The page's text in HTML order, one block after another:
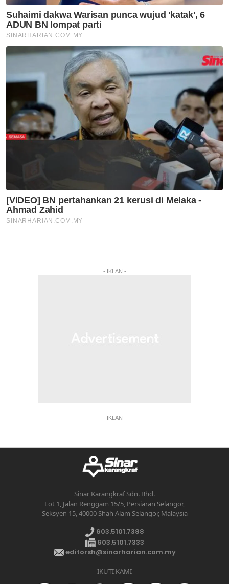
- IKLAN -
- IKLAN -
Sinar Karangkraf Sdn. Bhd.
Lot 1, Jalan Renggam 15/5, Persiaran Selangor,
Seksyen 15, 40000 Shah Alam Selangor, Malaysia
603.5101.7388
603.5101.7333
editorsh@sinarharian.com.my
IKUTI KAMI